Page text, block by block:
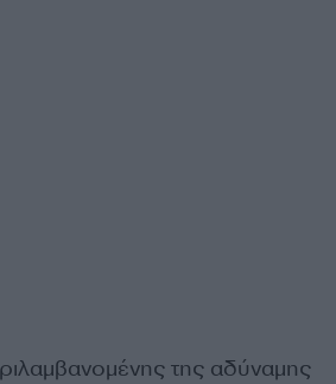
της αδύναμης